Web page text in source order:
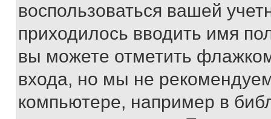
воспользоваться вашей
приходилось вводить имя
вы можете отметить
входа, но мы не
компьютере, например в